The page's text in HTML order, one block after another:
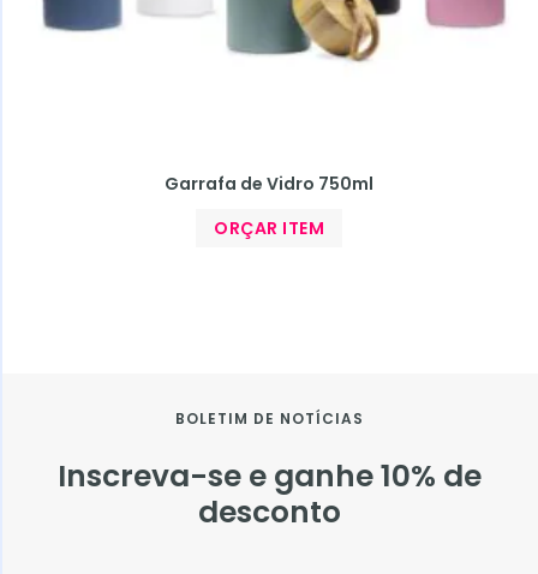
Garrafa de Vidro 750ml
ORÇAR ITEM
BOLETIM DE NOTÍCIAS
Inscreva-se e ganhe 10% de
desconto